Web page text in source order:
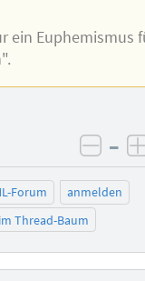
ein Euphemismus
–
Forum
anmelden
Thread-Baum